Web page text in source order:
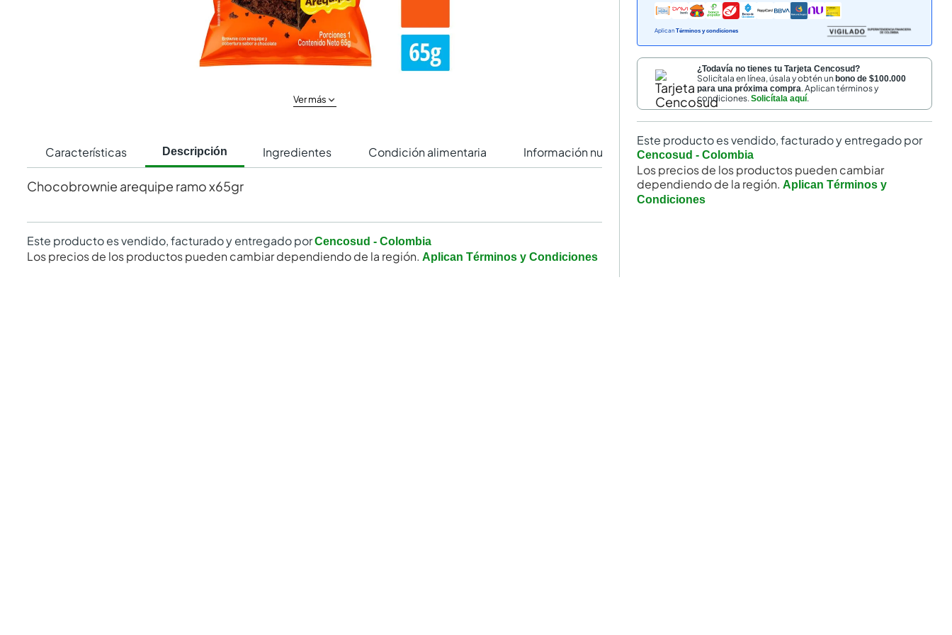
Ver más
Características Descripción Ingredientes Condición alimentaria Información nutricional
Chocobrownie arequipe ramo x65gr
Este producto es vendido, facturado y entregado porCencosud - Colombia
Los precios de los productos pueden cambiar dependiendo de la región. Aplican Términos y Condiciones
Aplican Términos y condiciones
¿Todavía no tienes tu Tarjeta Cencosud?
Solicítala en línea, úsala y obtén unbono de $100.000
para una próxima compra. Aplican términos y
condiciones.Solicítala aquí.
Este producto es vendido, facturado y entregado por
Cencosud - Colombia
Los precios de los productos pueden cambiar
dependiendo de la región. Aplican Términos y
Condiciones